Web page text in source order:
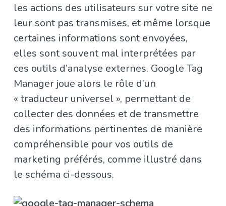
les actions des utilisateurs sur votre site ne
leur sont pas transmises, et même lorsque
certaines informations sont envoyées,
elles sont souvent mal interprétées par
ces outils d’analyse externes. Google Tag
Manager joue alors le rôle d’un
« traducteur universel », permettant de
collecter des données et de transmettre
des informations pertinentes de manière
compréhensible pour vos outils de
marketing préférés, comme illustré dans
le schéma ci-dessous.